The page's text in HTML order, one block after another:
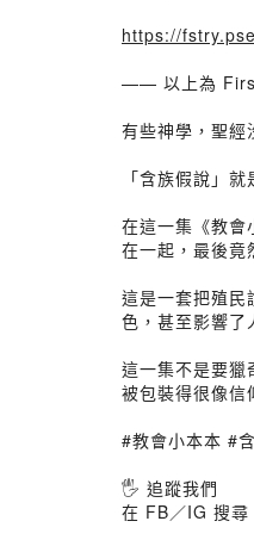
https://
—— 以上為
有些神學，聖經
「含族假說」
在這一集《教會
在一起，最後竟
這是一套把殖民
色，甚至影響了
這一集不是要獵
被包裝得很像信
#教會小本本 #
🖐 追蹤我們
在 FB／IG 搜尋